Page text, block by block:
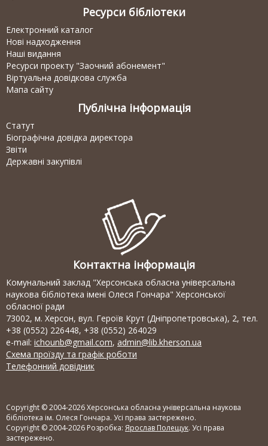
Ресурси бібліотеки
Електронний каталог
Нові надходження
Наші видання
Ресурси проекту "Заочний абонемент"
Віртуальна довідкова служба
Мапа сайту
Публічна інформація
Статут
Біографічна довідка директора
Звіти
Державні закупівлі
Контактна інформація
Комунальний заклад "Херсонська обласна універсальна
наукова бібліотека імені Олеся Гончара" Херсонської
обласної ради
73002, м. Херсон, вул. Героїв Крут (Дніпропетровська), 2, тел.
+38 (0552) 226448, +38 (0552) 264029
e-mail: ichounb@gmail.com, admin@lib.kherson.ua
Схема проїзду та графік роботи
Телефонний довідник
Copyright © 2004-2026 Херсонська обласна універсальна наукова
бібліотека ім. Олеся Гончара. Усі права застережено.
Copyright © 2004-2026 Розробка: Ярослав Полещук. Усі права
застережено.